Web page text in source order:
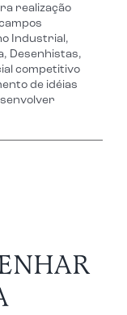
realização
Industrial,
Desenhistas,
competitivo
de idéias